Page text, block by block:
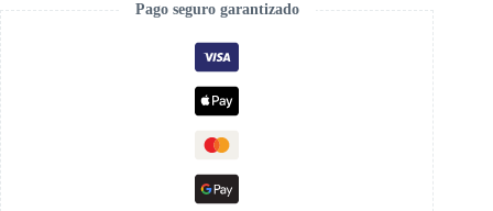
Pago seguro garantizado